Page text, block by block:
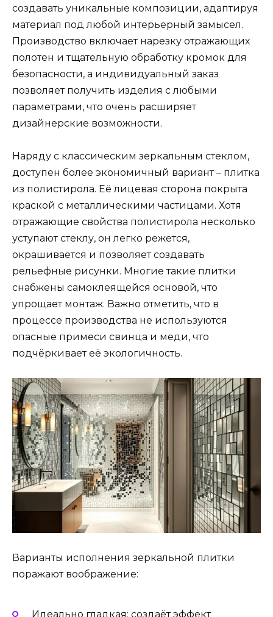
создавать уникальные композиции, адаптируя
материал под любой интерьерный замысел.
Производство включает нарезку отражающих
полотен и тщательную обработку кромок для
безопасности, а индивидуальный заказ
позволяет получить изделия с любыми
параметрами, что очень расширяет
дизайнерские возможности.
Наряду с классическим зеркальным стеклом,
доступен более экономичный вариант – плитка
из полистирола. Её лицевая сторона покрыта
краской с металлическими частицами. Хотя
отражающие свойства полистирола несколько
уступают стеклу, он легко режется,
окрашивается и позволяет создавать
рельефные рисунки. Многие такие плитки
снабжены самоклеящейся основой, что
упрощает монтаж. Важно отметить, что в
процессе производства не используются
опасные примеси свинца и меди, что
подчёркивает её экологичность.
Варианты исполнения зеркальной плитки
поражают воображение:
Идеально гладкая: создаёт эффект